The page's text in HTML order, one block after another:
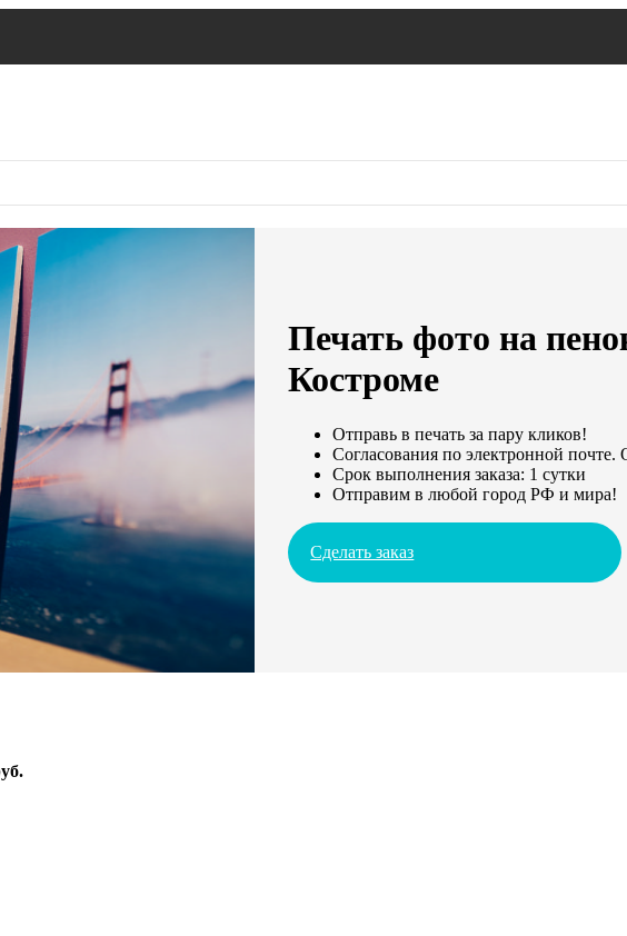
Печать фото на
Костроме
Отправь в печать за пару кликов!
Согласования по электронной почте.
Срок выполнения заказа: 1 сутки
Отправим в любой город РФ и мира!
Сделать заказ